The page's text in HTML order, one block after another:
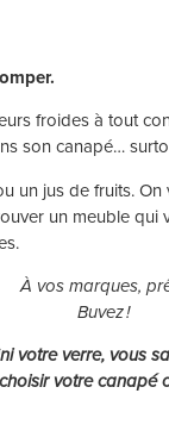
froides à tout
son canapé…
un jus de fruits.
un meuble qui
À vos marques,
Buvez !
votre verre, vous
votre canapé